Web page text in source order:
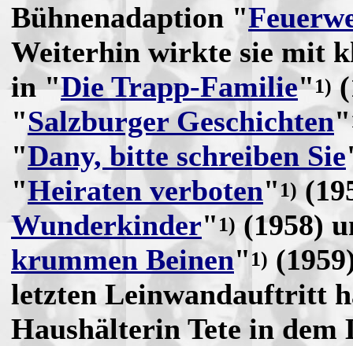
Bühnenadaption "
Weiterhin wirkte sie mit
in "Die Trapp-Familie"1)
"Salzburger Geschichten"
"Dany, bitte schreiben Sie
"Heiraten verboten" 1)
Wunderkinder" 1) (1958)
krummen Beinen" 1)
letzten Leinwandauftritt
Haushälterin Tete in dem